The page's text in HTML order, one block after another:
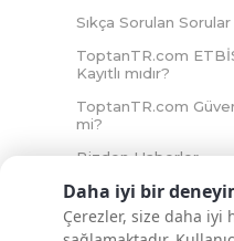
Daha iyi bir
Çerezler, size daha
Sıkça Sorulan Sorular
ToptanTR.com
Kayıtlı mıdır?
ToptanTR.com
mi?
Bizden Haberler